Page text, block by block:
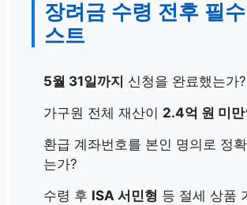
장려금 수령 전후 필수
스트
5월 31일까지 신청을 완료했는가?
가구원 전체 재산이 2.4억 원 미만
환급 계좌번호를 본인 명의로 정
는가?
수령 후 ISA 서민형 등 절세 상품